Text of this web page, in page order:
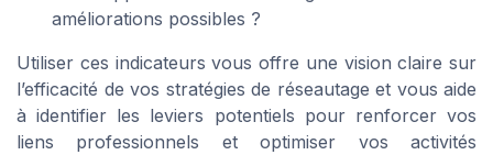
améliorations possibles ?
Utiliser ces indicateurs vous offre une vision claire sur
l’efficacité de vos stratégies de réseautage et vous aide
à identifier les leviers potentiels pour renforcer vos
liens professionnels et optimiser vos activités